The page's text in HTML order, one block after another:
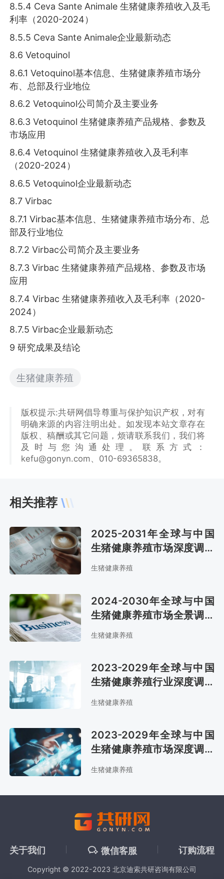
8.5.4 Ceva Sante Animale 生猪健康养殖收入及毛
利率（2020-2024）
8.5.5 Ceva Sante Animale企业最新动态
8.6 Vetoquinol
8.6.1 Vetoquinol基本信息、生猪健康养殖市场分
布、总部及行业地位
8.6.2 Vetoquinol公司简介及主要业务
8.6.3 Vetoquinol 生猪健康养殖产品规格、参数及
市场应用
8.6.4 Vetoquinol 生猪健康养殖收入及毛利率
（2020-2024）
8.6.5 Vetoquinol企业最新动态
8.7 Virbac
8.7.1 Virbac基本信息、生猪健康养殖市场分布、总
部及行业地位
8.7.2 Virbac公司简介及主要业务
8.7.3 Virbac 生猪健康养殖产品规格、参数及市场
应用
8.7.4 Virbac 生猪健康养殖收入及毛利率（2020-
2024）
8.7.5 Virbac企业最新动态
9 研究成果及结论
生猪健康养殖
版权提示:共研网倡导尊重与保护知识产权，对有
明确来源的内容注明出处。如发现本站文章存在
版权、稿酬或其它问题，烦请联系我们，我们将
及时与您沟通处理。联系方式：
kefu@gonyn.com、010-69365838。
相关推荐
2025-2031年全球与中国
生猪健康养殖市场深度调查
与投资可行性报告
生猪健康养殖
2024-2030年全球与中国
生猪健康养殖市场全景调研
与投资前景评估报告
生猪健康养殖
2023-2029年全球与中国
生猪健康养殖行业深度调查
与发展趋势研究报告
生猪健康养殖
2023-2029年全球与中国
生猪健康养殖市场深度调查
与投资方向研究报告
生猪健康养殖
关于我们 微信客服 订购流程
Copyright © 2022-2023 北京迪索共研咨询有限公司